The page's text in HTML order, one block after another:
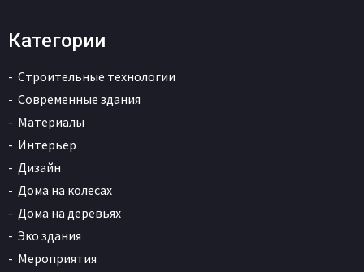
Категории
Строительные технологии
Современные здания
Материалы
Интерьер
Дизайн
Дома на колесах
Дома на деревьях
Эко здания
Мероприятия